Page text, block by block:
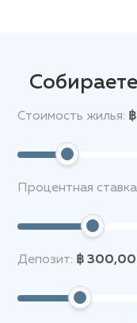
массажных
Festival и Royal
популярная
делает район
проживания
Стоимость жилья:
Процентная
Депозит: ฿